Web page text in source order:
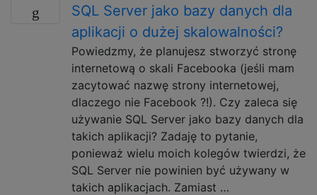
SQL Server jako bazy danych dla
aplikacji o dużej skalowalności?
Powiedzmy, że planujesz stworzyć stronę
internetową o skali Facebooka (jeśli mam
zacytować nazwę strony internetowej,
dlaczego nie Facebook ?!). Czy zaleca się
używanie SQL Server jako bazy danych dla
takich aplikacji? Zadaję to pytanie,
ponieważ wielu moich kolegów twierdzi, że
SQL Server nie powinien być używany w
takich aplikacjach. Zamiast …